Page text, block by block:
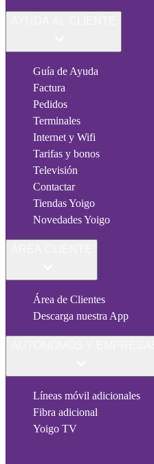
Guía de Ayuda
Factura
Pedidos
Terminales
Internet y Wifi
Tarifas y bonos
Televisión
Contactar
Tiendas Yoigo
Novedades Yoigo
Área de Clientes
Descarga nuestra App
Líneas móvil adicionales
Fibra adicional
Yoigo TV